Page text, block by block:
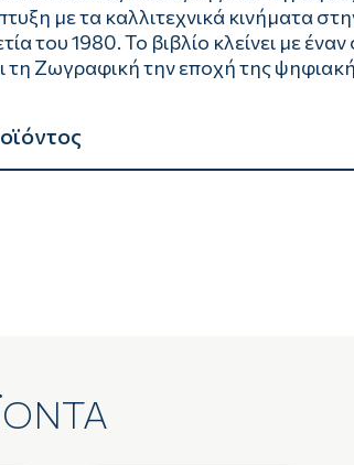
με τα καλλιτεχνικά κινήματα
του 1980. Το βιβλίο κλείνει με
Ζωγραφική την εποχή της